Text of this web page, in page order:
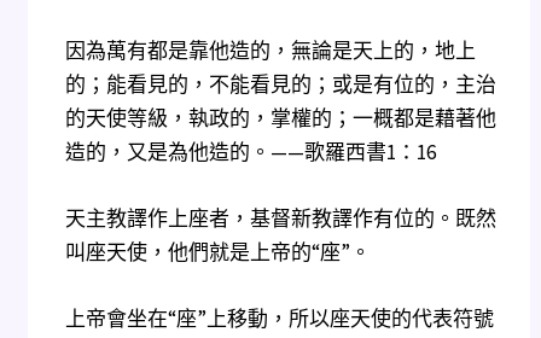
因為萬有都是靠他造的，無論是天上的，地上
的；能看見的，不能看見的；或是有位的，主治
的天使等級，執政的，掌權的；一概都是藉著他
造的，又是為他造的。——歌羅西書1：16
天主教譯作上座者，基督新教譯作有位的。既然
叫座天使，他們就是上帝的“座”。
上帝會坐在“座”上移動，所以座天使的代表符號